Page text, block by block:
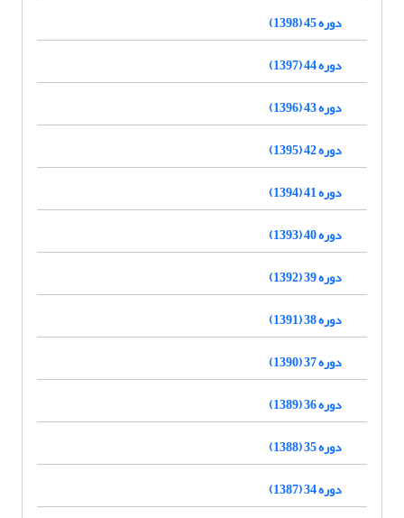
دوره 45 (1398)
دوره 44 (1397)
دوره 43 (1396)
دوره 42 (1395)
دوره 41 (1394)
دوره 40 (1393)
دوره 39 (1392)
دوره 38 (1391)
دوره 37 (1390)
دوره 36 (1389)
دوره 35 (1388)
دوره 34 (1387)